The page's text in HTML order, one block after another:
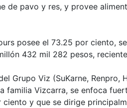
de pavo y res, y provee
posee el 73.25 por ciento,
432 mil 282 pesos,
Grupo Viz (SuKarne, Renpro,
familia Vizcarra, se enfoca
y que se dirige